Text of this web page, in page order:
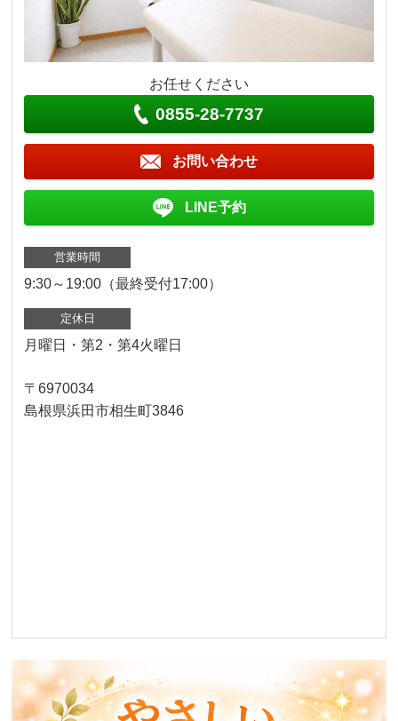
お任せください
0855-28-7737
お問い合わせ
LINE予約
営業時間
9:30～19:00（最終受付17:00）
定休日
月曜日・第2・第4火曜日
〒6970034
島根県浜田市相生町3846